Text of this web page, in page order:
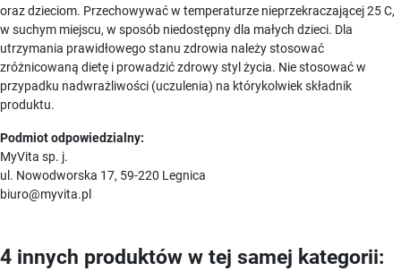
oraz dzieciom. Przechowywać w temperaturze nieprzekraczającej 25 C,
w suchym miejscu, w sposób niedostępny dla małych dzieci. Dla
utrzymania prawidłowego stanu zdrowia należy stosować
zróżnicowaną dietę i prowadzić zdrowy styl życia. Nie stosować w
przypadku nadwrażliwości (uczulenia) na którykolwiek składnik
produktu.
Podmiot odpowiedzialny:
MyVita sp. j.
ul. Nowodworska 17, 59-220 Legnica
biuro@myvita.pl
4 innych produktów w tej samej kategorii: